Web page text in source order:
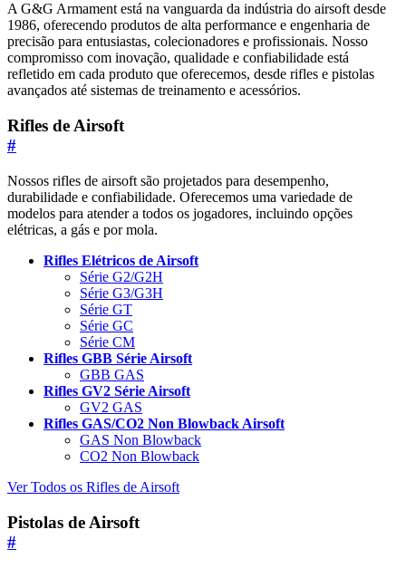
A G&G Armament está na vanguarda da indústria do airsoft desde
1986, oferecendo produtos de alta performance e engenharia de
precisão para entusiastas, colecionadores e profissionais. Nosso
compromisso com inovação, qualidade e confiabilidade está
refletido em cada produto que oferecemos, desde rifles e pistolas
avançados até sistemas de treinamento e acessórios.
Rifles de Airsoft
#
Nossos rifles de airsoft são projetados para desempenho,
durabilidade e confiabilidade. Oferecemos uma variedade de
modelos para atender a todos os jogadores, incluindo opções
elétricas, a gás e por mola.
Rifles Elétricos de Airsoft
Série G2/G2H
Série G3/G3H
Série GT
Série GC
Série CM
Rifles GBB Série Airsoft
GBB GAS
Rifles GV2 Série Airsoft
GV2 GAS
Rifles GAS/CO2 Non Blowback Airsoft
GAS Non Blowback
CO2 Non Blowback
Ver Todos os Rifles de Airsoft
Pistolas de Airsoft
#